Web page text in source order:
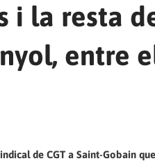
i la resta
entre
de CGT a Saint-Gobain